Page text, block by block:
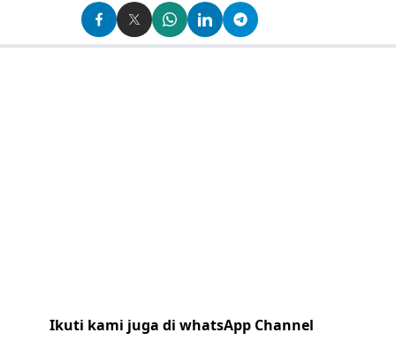
Ikuti kami juga di whatsApp Channel